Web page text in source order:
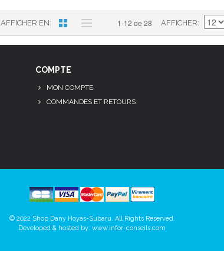
AFFICHER EN 1-12 de 28 AFFICHER
COMPTE
MON COMPTE
COMMANDES ET RETOURS
© 2022 Shop Dany Hoyas-Subaru. All Rights Reserved.
Developed & hosted by: www.infor-conseils.com